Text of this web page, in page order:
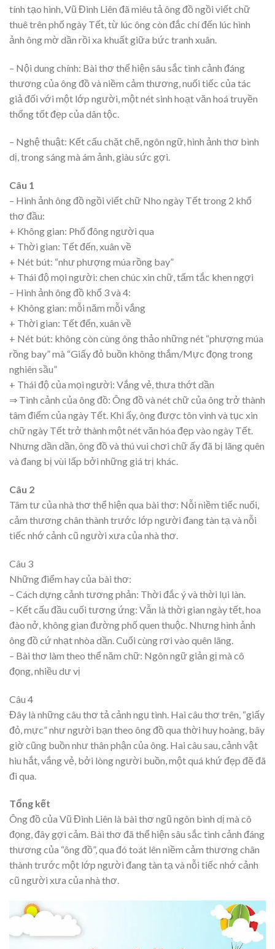
tính tạo hình, Vũ Đình Liên đã miêu tả ông đồ ngồi viết chữ
thuê trên phố ngày Tết, từ lúc ông còn đắc chí đến lúc hình
ảnh ông mờ dần rồi xa khuất giữa bức tranh xuân.
– Nội dung chính: Bài thơ thể hiện sâu sắc tình cảnh đáng
thương của ông đồ và niềm cảm thương, nuối tiếc của tác
giả đối với một lớp người, một nét sinh hoạt văn hoá truyền
thống tốt đẹp của dân tộc.
– Nghệ thuật: Kết cấu chặt chẽ, ngôn ngữ, hình ảnh thơ bình
dị, trong sáng mà ám ảnh, giàu sức gợi.
Câu 1
– Hình ảnh ông đồ ngồi viết chữ Nho ngày Tết trong 2 khổ
thơ đầu:
+ Không gian: Phố đông người qua
+ Thời gian: Tết đến, xuân về
+ Nét bút: “như phượng múa rồng bay”
+ Thái độ mọi người: chen chúc xin chữ, tấm tắc khen ngợi
– Hình ảnh ông đồ khổ 3 và 4:
+ Không gian: mỗi năm mỗi vắng
+ Thời gian: Tết đến, xuân về
+ Nét bút: không còn cùng ông thảo những nét “phượng múa
rồng bay” mà “Giấy đỏ buồn không thắm/Mực đọng trong
nghiên sầu”
+ Thái độ của mọi người: Vắng vẻ, thưa thớt dần
⇒ Tình cảnh của ông đồ: Ông đồ và nét chữ của ông trở thành
tâm điểm của ngày Tết. Khi ấy, ông được tôn vinh và tục xin
chữ ngày Tết trở thành một nét văn hóa đẹp vào ngày Tết.
Nhưng dần dần, ông đồ và thú vui chơi chữ ấy đã bị lãng quên
và đang bị vùi lấp bởi những giá trị khác.
Câu 2
Tâm tư của nhà thơ thể hiện qua bài thơ: Nỗi niềm tiếc nuối,
cảm thương chân thành trước lớp người đang tàn tạ và nỗi
tiếc nhớ cảnh cũ người xưa của nhà thơ.
Câu 3
Những điểm hay của bài thơ:
– Cách dựng cảnh tương phản: Thời đắc ý và thời lụi làn.
– Kết cấu đầu cuối tương ứng: Vẫn là thời gian ngày tết, hoa
đào nở, không gian đường phố quen thuộc. Nhưng hình ảnh
ông đồ cứ nhạt nhòa dần. Cuối cùng rơi vào quên lãng.
– Bài thơ làm theo thể năm chữ: Ngôn ngữ giản gị mà cô
đọng, nhiều dư vị
Câu 4
Đây là những câu thơ tả cảnh ngụ tình. Hai câu thơ trên, “giấy
đỏ, mực” như người bạn theo ông đồ qua thời huy hoàng, bây
giờ cũng buồn như thân phận của ông. Hai câu sau, cảnh vật
hiu hắt, vắng vẻ, bởi lòng người buồn, một quá khứ đẹp đẽ đã
đi qua.
Tổng kết
Ông đồ của Vũ Đình Liên là bài thơ ngũ ngôn bình dị mà cô
đọng, đây gợi cảm. Bài thơ đã thể hiện sâu sắc tình cảnh đáng
thương của “ông đồ”, qua đó toát lên niềm cảm thương chân
thành trước một lớp người đang tàn tạ và nỗi tiếc nhớ cảnh
cũ người xưa của nhà thơ.